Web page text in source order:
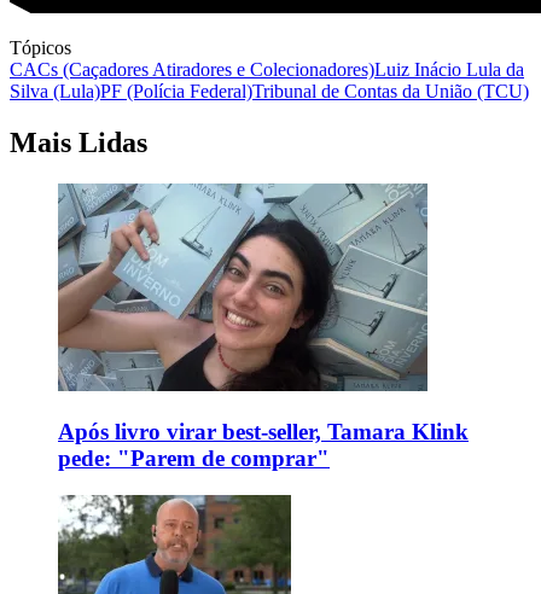
Tópicos
CACs (Caçadores Atiradores e Colecionadores)Luiz Inácio Lula da
Silva (Lula)PF (Polícia Federal)Tribunal de Contas da União (TCU)
Mais Lidas
Após livro virar best-seller, Tamara Klink
pede: "Parem de comprar"